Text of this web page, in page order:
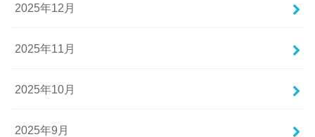
2025年12月
2025年11月
2025年10月
2025年9月